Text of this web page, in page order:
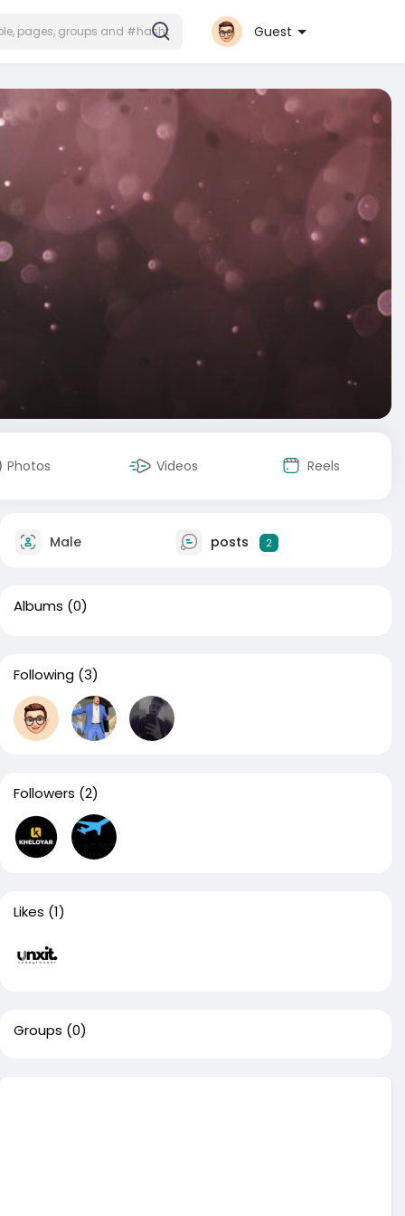
Guest
Photos Videos Reels
Male posts 2
Albums (0)
Following (3)
Followers (2)
Likes (1)
Groups (0)